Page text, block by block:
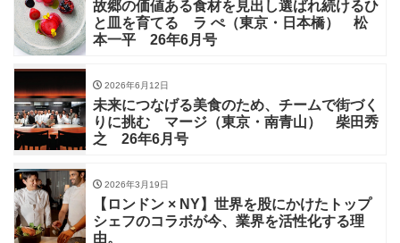
故郷の価値ある食材を見出し選ばれ続けるひ
と皿を育てる ラ ぺ（東京・日本橋） 松
本一平 26年6月号
2026年6月12日
未来につなげる美食のため、チームで街づく
りに挑む マージ（東京・南青山） 柴田秀
之 26年6月号
2026年3月19日
【ロンドン × NY】世界を股にかけたトップ
シェフのコラボが今、業界を活性化する理
由。